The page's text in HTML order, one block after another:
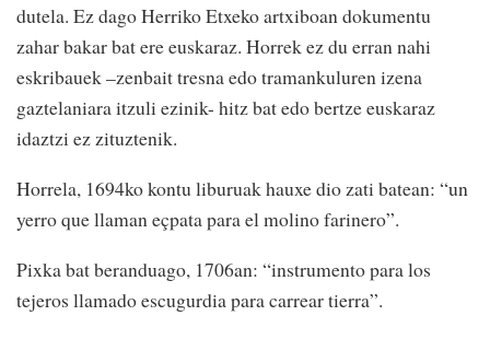
dutela. Ez dago Herriko Etxeko artxiboan dokumentu
zahar bakar bat ere euskaraz. Horrek ez du erran nahi
eskribauek –zenbait tresna edo tramankuluren izena
gaztelaniara itzuli ezinik- hitz bat edo bertze euskaraz
idaztzi ez zituztenik.
Horrela, 1694ko kontu liburuak hauxe dio zati batean: “un
yerro que llaman eçpata para el molino farinero”.
Pixka bat beranduago, 1706an: “instrumento para los
tejeros llamado escugurdia para carrear tierra”.